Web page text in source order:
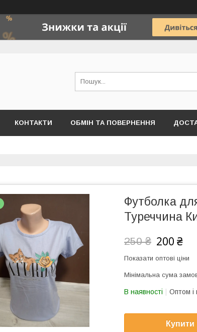
КОНТАКТИ ОБМІН ТА ПОВЕРНЕННЯ
Футболка
Туреччина
250 ₴ 200 ₴
Показати оптові ціни
Мінімальна сума
В наявності Оптом і
Купити